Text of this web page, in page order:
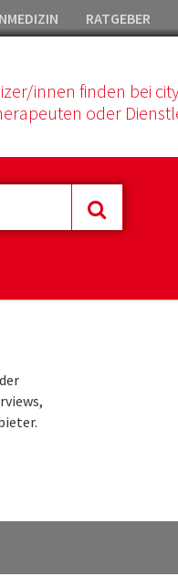
RATGEBER
innen finden bei
oder